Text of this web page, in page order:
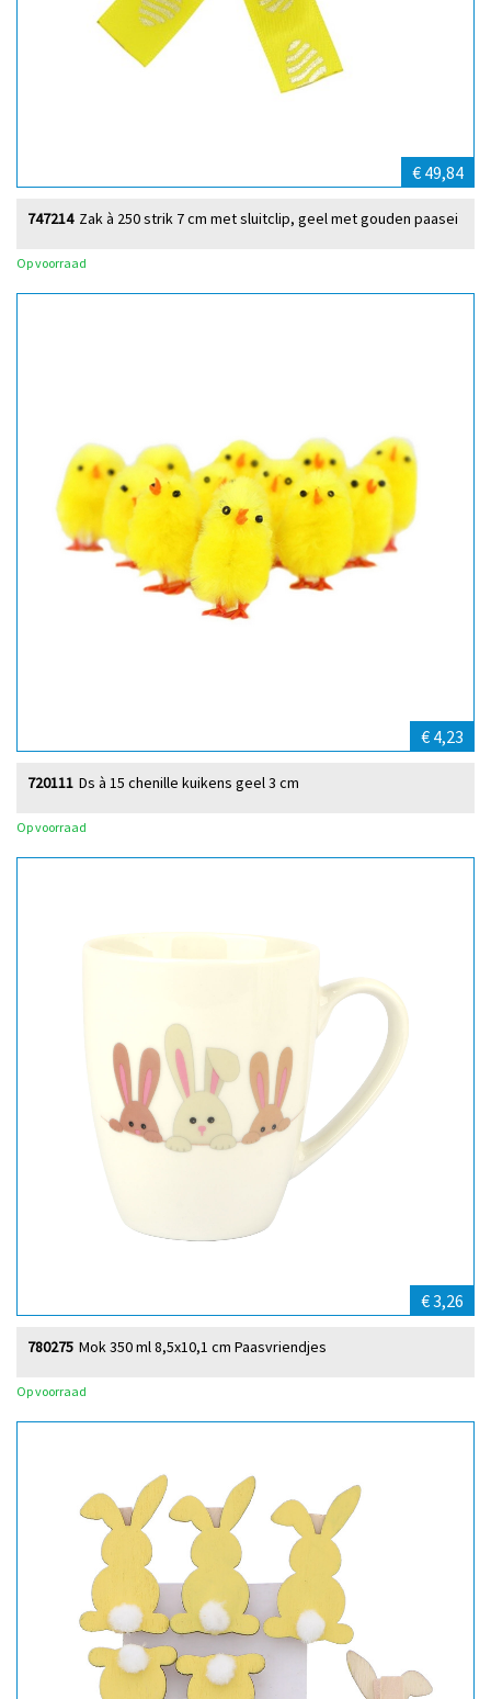
€ 49,84
Zak à 250 strik 7 cm met sluitclip, geel met gouden paasei
747214
Op voorraad
€ 4,23
Ds à 15 chenille kuikens geel 3 cm
720111
Op voorraad
€ 3,26
Mok 350 ml 8,5x10,1 cm Paasvriendjes
780275
Op voorraad